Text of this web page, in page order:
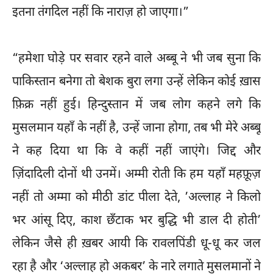
इतना तंगदिल नहीं कि नाराज़ हो जाएगा।”
“हमेशा घोड़े पर सवार रहने वाले अब्बू ने भी जब सुना कि
पाकिस्तान बनेगा तो बेशक बुरा लगा उन्हें लेकिन कोई ख़ास
फ़िक्र नहीं हुई। हिन्दुस्तान में जब लोग कहने लगे कि
मुसलमान यहाँ के नहीं है, उन्हें जाना होगा, तब भी मेरे अब्बू
ने कह दिया था कि वे कहीं नहीं जाएंगे। जिद्द और
ज़िंदादिली दोनों थी उनमें। अम्मी रोती कि हम यहाँ महफ़ूज़
नहीं तो अम्मा को मीठी डांट पीला देते, ’अल्लाह ने किलो
भर आंसू दिए, काश छँटाक भर बुद्धि भी डाल दी होती’
लेकिन जैसे ही ख़बर आयी कि रावलपिंडी धू-धू कर जल
रहा है और ‘अल्लाह हो अकबर’ के नारे लगाते मुसलमानों ने